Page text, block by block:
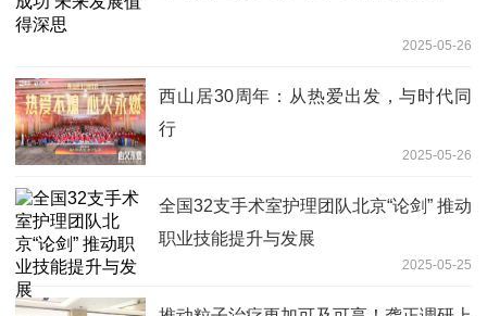
2025-05-26
西山居30周年：从热爱出发，与时代同
行
2025-05-26
全国32支手术室护理团队北京“论剑” 推动
职业技能提升与发展
2025-05-25